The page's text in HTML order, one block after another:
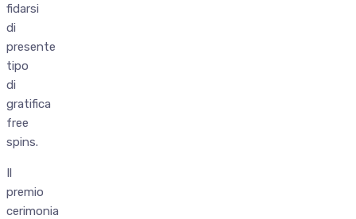
fidarsi
di
presente
tipo
di
gratifica
free
spins.
Il
premio
cerimonia